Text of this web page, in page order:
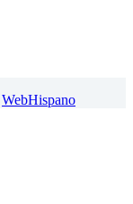
WebHispano